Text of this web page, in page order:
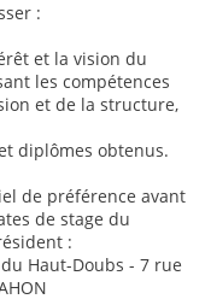
:
et la vision du
les compétences
et de la structure,
diplômes obtenus.
de préférence avant
de stage du
:
Haut-Doubs - 7 rue